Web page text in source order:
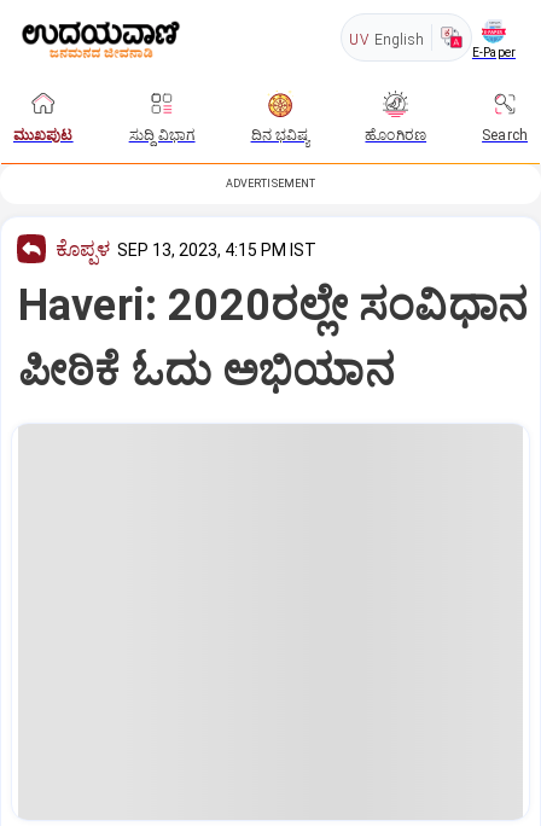
UV English
E-Paper
ಮುಖಪುಟ ಸುದ್ದಿ ವಿಭಾಗ ದಿನ ಭವಿಷ್ಯ ಹೊಂಗಿರಣ Search
ADVERTISEMENT
ಕೊಪ್ಪಳ SEP 13, 2023, 4:15 PM IST
Haveri: 2020ರಲ್ಲೇ ಸಂವಿಧಾನ
ಪೀಠಿಕೆ ಓದು ಅಭಿಯಾನ